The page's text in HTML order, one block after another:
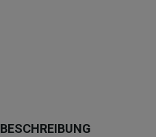
BESCHREIBUNG